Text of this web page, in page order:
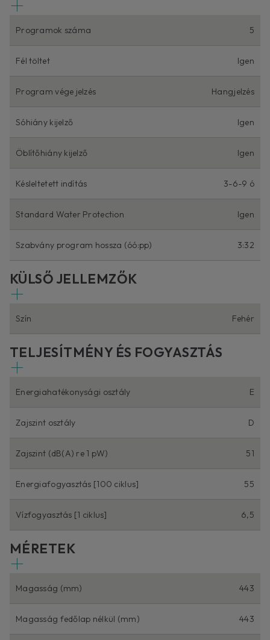
Programok száma 5
Fél töltet Igen
Program vége jelzés Hangjelzés
Sóhiány kijelző Igen
Öblítőhiány kijelző Igen
Késleltetett indítás 3-6-9 ó
Standard Water Protection Igen
Szabvány program hossza (óó:pp) 3:32
KÜLSŐ JELLEMZŐK
Szín Fehér
TELJESÍTMÉNY ÉS FOGYASZTÁS
Energiahatékonysági osztály E
Zajszint osztály D
Zajszint (dB(A) re 1 pW) 51
Energiafogyasztás [100 ciklus] 55
Vízfogyasztás [1 ciklus] 6,5
MÉRETEK
Magasság (mm) 443
Magasság fedőlap nélkül (mm) 443